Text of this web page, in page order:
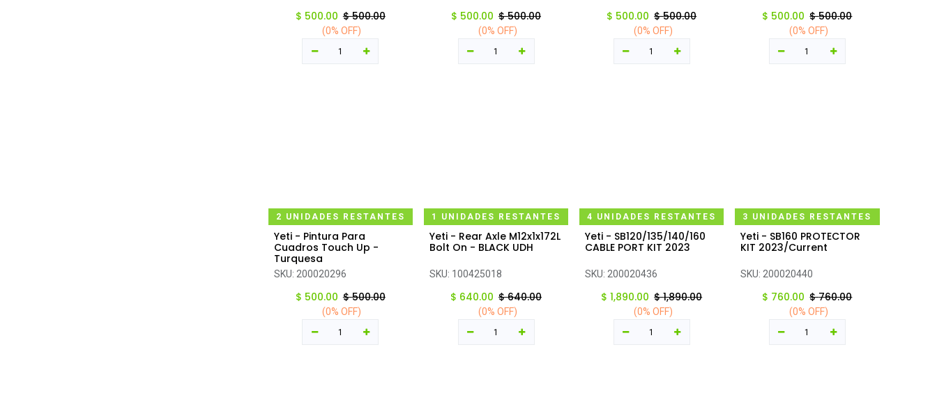
$ 500.00 $500.00
(0% OFF)
$ 500.00 $500.00
(0% OFF)
$ 500.00 $500.00
(0% OFF)
$ 500.00 $500.00
(0% OFF)
2 UNIDADES RESTANTES
Agregar al carrito
Yeti - Pintura Para
Cuadros Touch Up -
Turquesa
SKU: 200020296
$ 500.00 $500.00
(0% OFF)
1 UNIDADES RESTANTES
Agregar al carrito
Yeti - Rear Axle M12x1x172L
Bolt On - BLACK UDH
SKU: 100425018
$ 640.00 $640.00
(0% OFF)
4 UNIDADES RESTANTES
Agregar al carrito
Yeti - SB120/135/140/160
CABLE PORT KIT 2023
SKU:200020436
$1,890.00 $1,890.00
(0% OFF)
3 UNIDADES RESTANTES
Agregar al carrito
Yeti - SB160 PROTECTOR
KIT 2023/Current
SKU:200020440
$ 760.00 $760.00
(0% OFF)